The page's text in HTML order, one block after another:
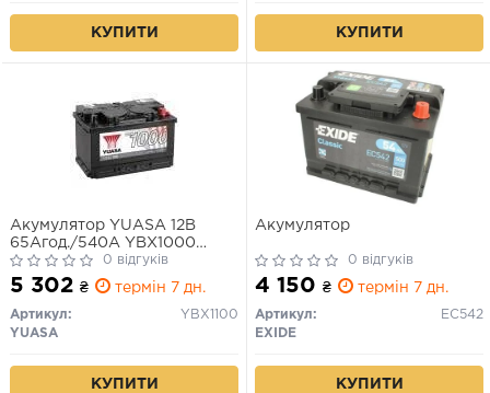
КУПИТИ КУПИТИ
Акумулятор YUASA 12В
65Агод./540А YBX1000
CaCa (R+ стандартні клеми)
278x175x190 B13 -
монтажний фланець 10.5мм
(пусковий)
0 відгуків
5 302 ₴ термін 7 дн.
Артикул:
YBX1100
YUASA
КУПИТИ
Акумулятор
0 відгуків
4 150 ₴ термін 7 дн.
Артикул:
EC542
EXIDE
КУПИТИ